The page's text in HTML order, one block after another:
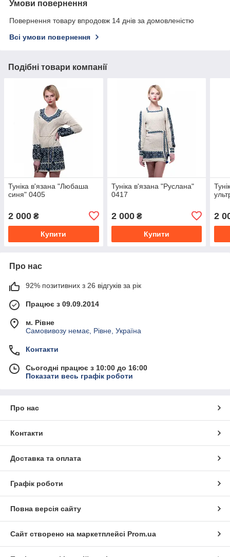
Умови повернення
Повернення товару впродовж 14 днів за домовленістю
Всі умови повернення
Подібні товари компанії
Туніка в'язана "Любаша
синя" 0405
2 000 ₴
Купити
Туніка в'язана "Руслана"
0417
2 000₴
Купити
2
Про нас
92% позитивних з 26 відгуків за рік
Працює з 09.09.2014
м. Рівне
Самовивозу немає, Рівне, Україна
Контакти
Сьогодні працює з 10:00 до 16:00
Показати весь графік роботи
Про нас
Контакти
Доставка та оплата
Графік роботи
Повна версія сайту
Сайт створено на маркетплейсі Prom.ua